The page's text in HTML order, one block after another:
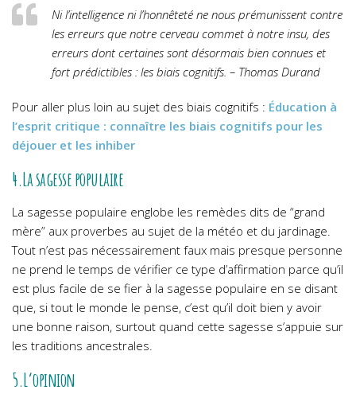
Ni l’intelligence ni l’honnêteté ne nous prémunissent contre
les erreurs que notre cerveau commet à notre insu, des
erreurs dont certaines sont désormais bien connues et
fort prédictibles : les biais cognitifs. – Thomas Durand
Pour aller plus loin au sujet des biais cognitifs : Éducation à
l’esprit critique : connaître les biais cognitifs pour les
déjouer et les inhiber
4.La sagesse populaire
La sagesse populaire englobe les remèdes dits de “grand
mère” aux proverbes au sujet de la météo et du jardinage.
Tout n’est pas nécessairement faux mais presque personne
ne prend le temps de vérifier ce type d’affirmation parce qu’il
est plus facile de se fier à la sagesse populaire en se disant
que, si tout le monde le pense, c’est qu’il doit bien y avoir
une bonne raison, surtout quand cette sagesse s’appuie sur
les traditions ancestrales.
5.L’opinion